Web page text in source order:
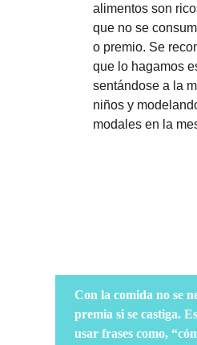
alimentos son
que no se
o premio. Se
que lo hagamos
sentándose a la
niños y
modales en la
Con la comida no se
premia si se castiga.
usar frases como,